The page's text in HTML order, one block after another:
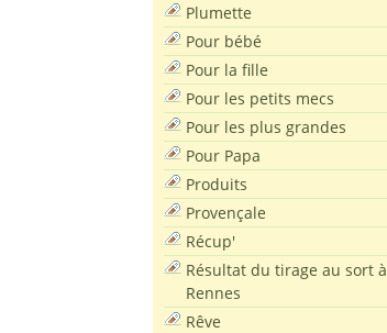
Plumette
Pour bébé
Pour la fille
Pour les petits mecs
Pour les plus grandes
Pour Papa
Produits
Provençale
Récup'
Résultat du tirage au sort à
Rennes
Rêve